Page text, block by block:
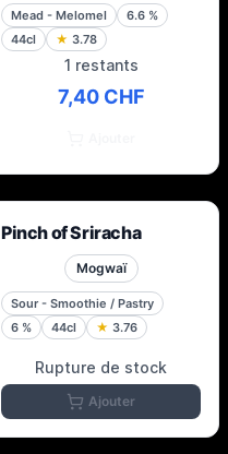
Mead - Melomel 6.6 %
44cl
★ 3.78
1 restants
7,40 CHF
Pinch of Sriracha
Mogwaï
Sour - Smoothie / Pastry
6 % 44cl ★ 3.76
Rupture de stock
Ajouter